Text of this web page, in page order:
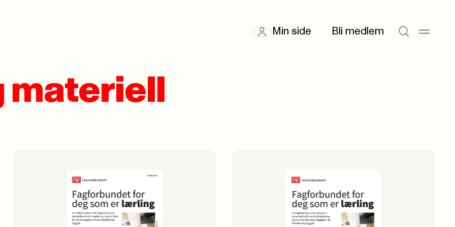
Min side Bli medlem
materiell
søk